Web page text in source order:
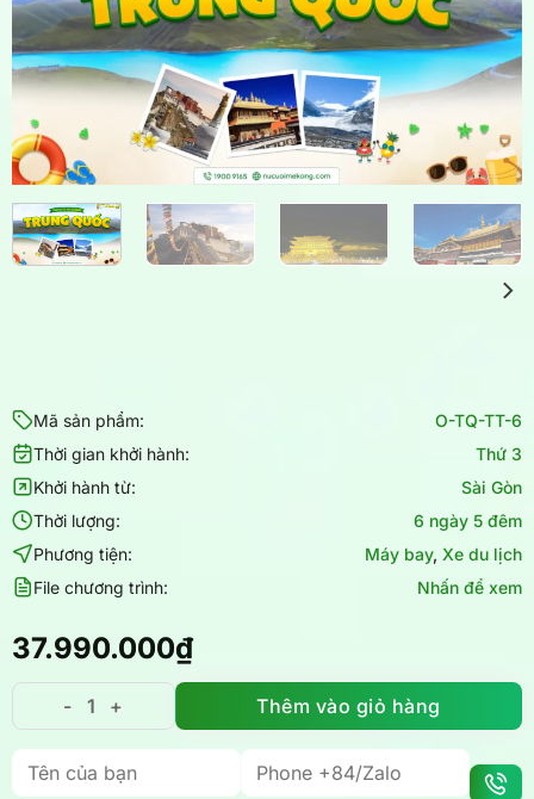
Mã sản phẩm:
O-TQ-TT-6
Thời gian khởi hành:
Thứ 3
Khởi hành từ:
Sài Gòn
Thời lượng:
6 ngày 5 đêm
Phương tiện:
Máy bay, Xe du lịch
File chương trình:
Nhấn để xem
37.990.000₫
Tour Trung Hoa: Hành trình Tây Tạng huyền bí 6N5Đ
Thêm vào giỏ hàng